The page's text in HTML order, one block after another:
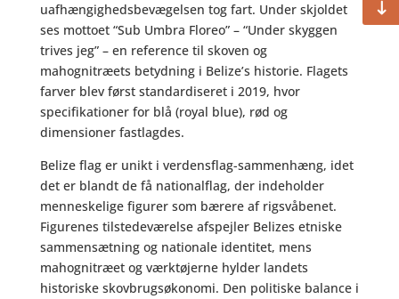
uafhængighedsbevægelsen tog fart. Under skjoldet
ses mottoet “Sub Umbra Floreo” – “Under skyggen
trives jeg” – en reference til skoven og
mahognitræets betydning i Belize’s historie. Flagets
farver blev først standardiseret i 2019, hvor
specifikationer for blå (royal blue), rød og
dimensioner fastlagdes.
Belize flag er unikt i verdensflag-sammenhæng, idet
det er blandt de få nationalflag, der indeholder
menneskelige figurer som bærere af rigsvåbenet.
Figurenes tilstedeværelse afspejler Belizes etniske
sammensætning og nationale identitet, mens
mahognitræet og værktøjerne hylder landets
historiske skovbrugsøkonomi. Den politiske balance i